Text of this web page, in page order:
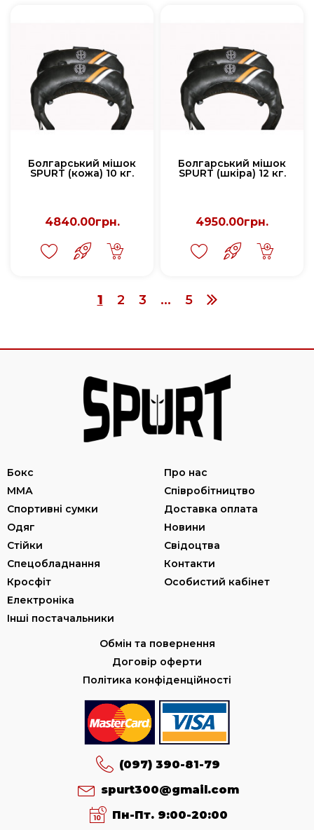
Болгарський мішок
SPURT (кожа) 10 кг.
4840.00грн.
Болгарський мішок
SPURT (шкіра) 12 кг.
4950.00грн.
1 2 3 ... 5
Бокс
ММА
Спортивні сумки
Одяг
Стійки
Спецобладнання
Кросфіт
Електроніка
Інші постачальники
Про нас
Співробітництво
Доставка оплата
Новини
Свідоцтва
Контакти
Особистий кабінет
Обмін та повернення
Договір оферти
Політика конфіденційності
(097) 390-81-79
spurt300@gmail.com
Пн-Пт. 9:00-20:00